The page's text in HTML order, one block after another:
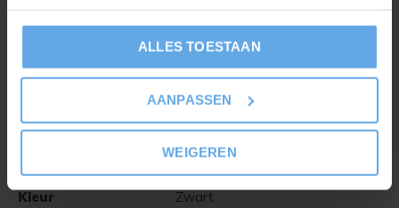
ALLES TOESTAAN
AANPASSEN
WEIGEREN
Type
200
4000810111404
Diameter
Ø56cm
Aantal wielen
2
Roestvrijstaal
Afmeting
70 x 64 x 101 cm (B x D x H)
Kleur
Zwart